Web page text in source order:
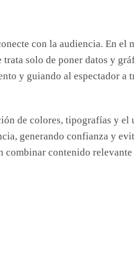
con la audiencia. En el
solo de poner datos y
y guiando al espectador a
de colores, tipografías y el
generando confianza y
combinar contenido